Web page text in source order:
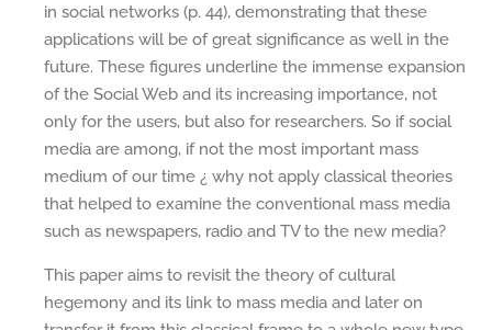
in social networks (p. 44), demonstrating that these
applications will be of great significance as well in the
future. These figures underline the immense expansion
of the Social Web and its increasing importance, not
only for the users, but also for researchers. So if social
media are among, if not the most important mass
medium of our time ¿ why not apply classical theories
that helped to examine the conventional mass media
such as newspapers, radio and TV to the new media?
This paper aims to revisit the theory of cultural
hegemony and its link to mass media and later on